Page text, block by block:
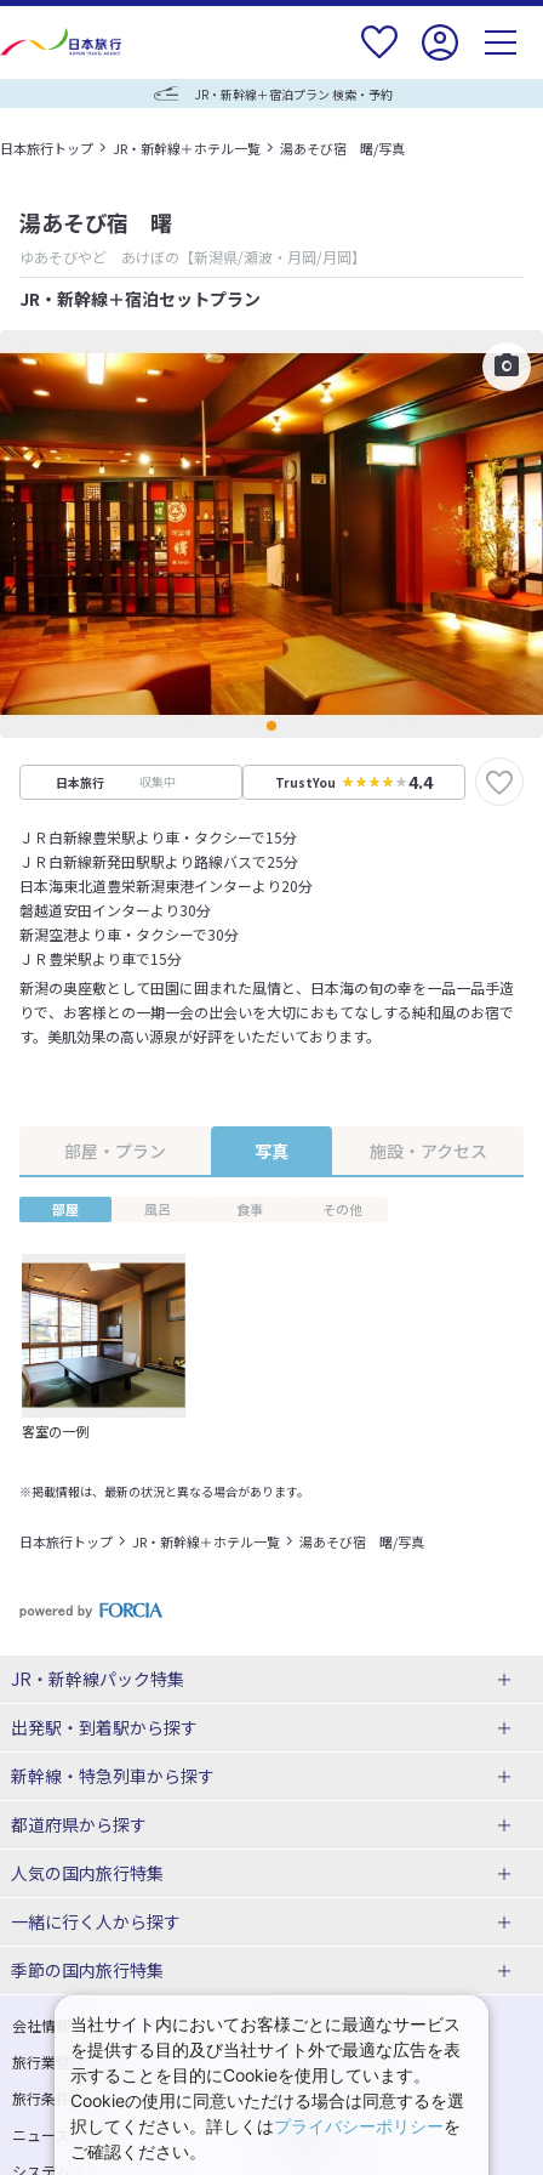
JR・新幹線＋宿泊プラン 検索・予約
日本旅行トップ JR・新幹線＋ホテル一覧 湯あそび宿 曙/写真
湯あそび宿 曙
ゆあそびやど あけぼの 【新潟県/瀬波・月岡/月岡】
JR・新幹線＋宿泊セットプラン
日本旅行 収集中 TrustYou 4.4
ＪＲ白新線豊栄駅より車・タクシーで15分
ＪＲ白新線新発田駅駅より路線バスで25分
日本海東北道豊栄新潟東港インターより20分
磐越道安田インターより30分
新潟空港より車・タクシーで30分
ＪＲ豊栄駅より車で15分
新潟の奥座敷として田園に囲まれた風情と、日本海の旬の幸を一品一品手造
りで、お客様との一期一会の出会いを大切におもてなしする純和風のお宿で
す。美肌効果の高い源泉が好評をいただいております。
部屋・プラン 写真 施設・アクセス
部屋 風呂 食事 その他
客室の一例
※掲載情報は、最新の状況と異なる場合があります。
日本旅行トップ JR・新幹線＋ホテル一覧 湯あそび宿 曙/写真
JR・新幹線パック特集
JR・新幹線＋ホテルパック
出張パック
出発駅・到着駅から探す
秋田⇔東京 新幹線パック
仙台→東京 新幹線パック
富山⇔東京 新幹線パック
東京→仙台 新幹線パック
東京→金沢 新幹線パック
東京⇔軽井沢 新幹線パック 東京→長野 新幹線パック
東京→名古屋 新幹線パック 東京→京都 新幹線パック
東京→大阪（新大阪） 新幹線パッ
ク
東京→神戸（新神戸） 新幹線パッ
ク
新幹線・特急列車から探す
北海道新幹線 旅行
山形新幹線 旅行
東海道新幹線 旅行
上越新幹線 旅行
九州新幹線 旅行 西九州新幹線 旅行
特急サンダーバード 旅行
都道府県から探す
北海道旅行・ツアー
東北
青森旅行・ツアー 岩手旅行・ツアー
宮城旅行・ツアー 秋田旅行・ツアー
山形旅行・ツアー 福島旅行・ツアー
関東
人気の国内旅行特集
東京ディズニーリゾート®への旅
ユニバーサル・スタジオ・ジャパ
温泉旅行 日帰り旅行
一緒に行く人から探す
一人旅 国内版
カップル・夫婦旅行 国内版 女子旅 国内版
卒業旅行・学生旅行 国内版
季節の国内旅行特集
桜・お花見特集
ゴールデンウィーク（GW）の国内
旅行
夏休み・お盆の国内旅行 7月の国内旅行
8月の国内旅行 9月の国内旅行
会社情報
プライバシーポリシー
旅行業登録票・約款
規約集
旅行条件書
商標について
ニュースリリース
採用情報
システムメンテナンスの
当社サイト内においてお客様ごとに最適なサービス
を提供する目的及び当社サイト外で最適な広告を表
示することを目的にCookieを使用しています。
Cookieの使用に同意いただける場合は同意するを選
択してください。詳しくはプライバシーポリシーを
ご確認ください。